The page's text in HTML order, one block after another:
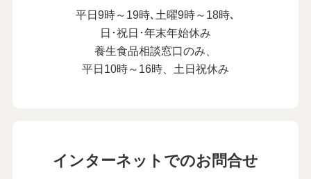
平日9時～19時､土曜9時～18時､
日･祝日･年末年始休み
養生食品相談窓口のみ、
平日10時～16時、土日祝休み
インターネットでのお問合せ